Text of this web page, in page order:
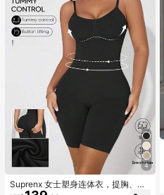
4
Suprenx 女士塑身连体衣，提胸、收